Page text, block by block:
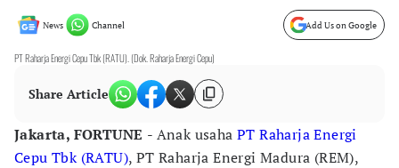
News Channel Add Us on Google
PT Raharja Energi Cepu Tbk (RATU). (Dok. Raharja Energi Cepu)
Share Article
Jakarta, FORTUNE - Anak usahaPT Raharja Energi
Cepu Tbk (RATU), PT Raharja Energi Madura (REM),